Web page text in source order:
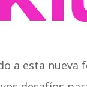
a esta nueva